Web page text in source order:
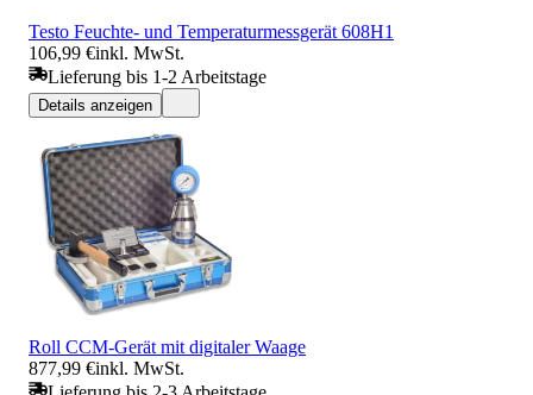
Testo Feuchte- und Temperaturmessgerät 608H1
106,99 €inkl. MwSt.
Lieferung bis 1-2 Arbeitstage
Details anzeigen
Roll CCM-Gerät mit digitaler Waage
877,99 €inkl. MwSt.